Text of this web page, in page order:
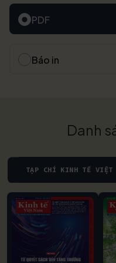
PDF
Báo in
Danh
TẠP CHÍ KINH TẾ VIỆT